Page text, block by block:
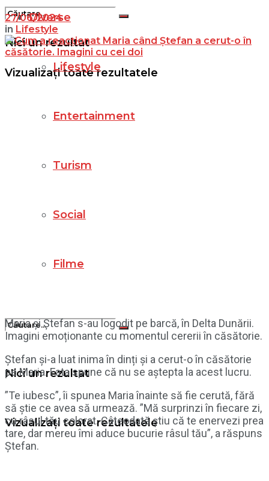
Nici un rezultat
Vizualizați toate rezultatele
Diverse
Lifestyle
Entertainment
Turism
Social
Filme
Nici un rezultat
Vizualizați toate rezultatele
27/06/2024
in Lifestyle
Maria și Ștefan s-au logodit pe barcă, în Delta Dunării.
Imagini emoționante cu momentul cererii în căsătorie.
Ștefan și-a luat inima în dinți și a cerut-o în căsătorie
pe Maria. Fata spune că nu se aștepta la acest lucru.
”Te iubesc”, îi spunea Maria înainte să fie cerută, fără
să știe ce avea să urmează. ”Mă surprinzi în fiecare zi,
cu râsul tău colorat. Câteodată știu că te enervezi prea
tare, dar mereu îmi aduce bucurie râsul tău”, a răspuns
Ștefan.